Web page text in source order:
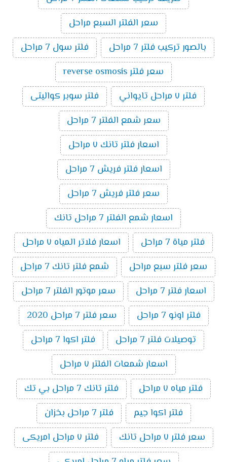
سعر الفلتر السبع مراحل
بالصور تركيب فلتر 7 مراحل
فلتر سول 7 مراحل
سعر فلتر reverse osmosis
فلتر ٧ مراحل تايواني
فلتر سوبر كواليتى
سعر شمع الفلتر 7 مراحل
اسعار فلتر تانك ٧ مراحل
اسعار فلتر فريش 7 مراحل
سعر فلتر فريش 7 مراحل
اسعار شمع الفلتر 7 مراحل تانك
فلتر مياة 7 مراحل
اسعار فلاتر المياه ٧ مراحل
سعر فلتر سبع مراحل
شمع فلتر تانك 7 مراحل
اسعار فلتر 7 مراحل
سعر موتور الفلتر 7 مراحل
فلتر اونو 7 مراحل
سعر فلتر 7 مراحل 2020
توصيلات فلتر 7 مراحل
فلتر اكوا 7 مراحل
اسعار شمعات الفلتر ٧ مراحل
فلتر مياه ٧ مراحل
فلتر تانك 7 مراحل بي تك
فلتر اكوا جيم
فلتر 7 مراحل بخزان
سعر فلتر ٧ مراحل تانك
فلتر ٧ مراحل امريكى